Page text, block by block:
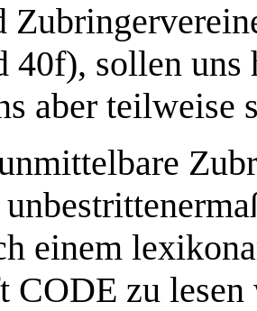
40f), sollen
aber teilweise
einem
CODE zu